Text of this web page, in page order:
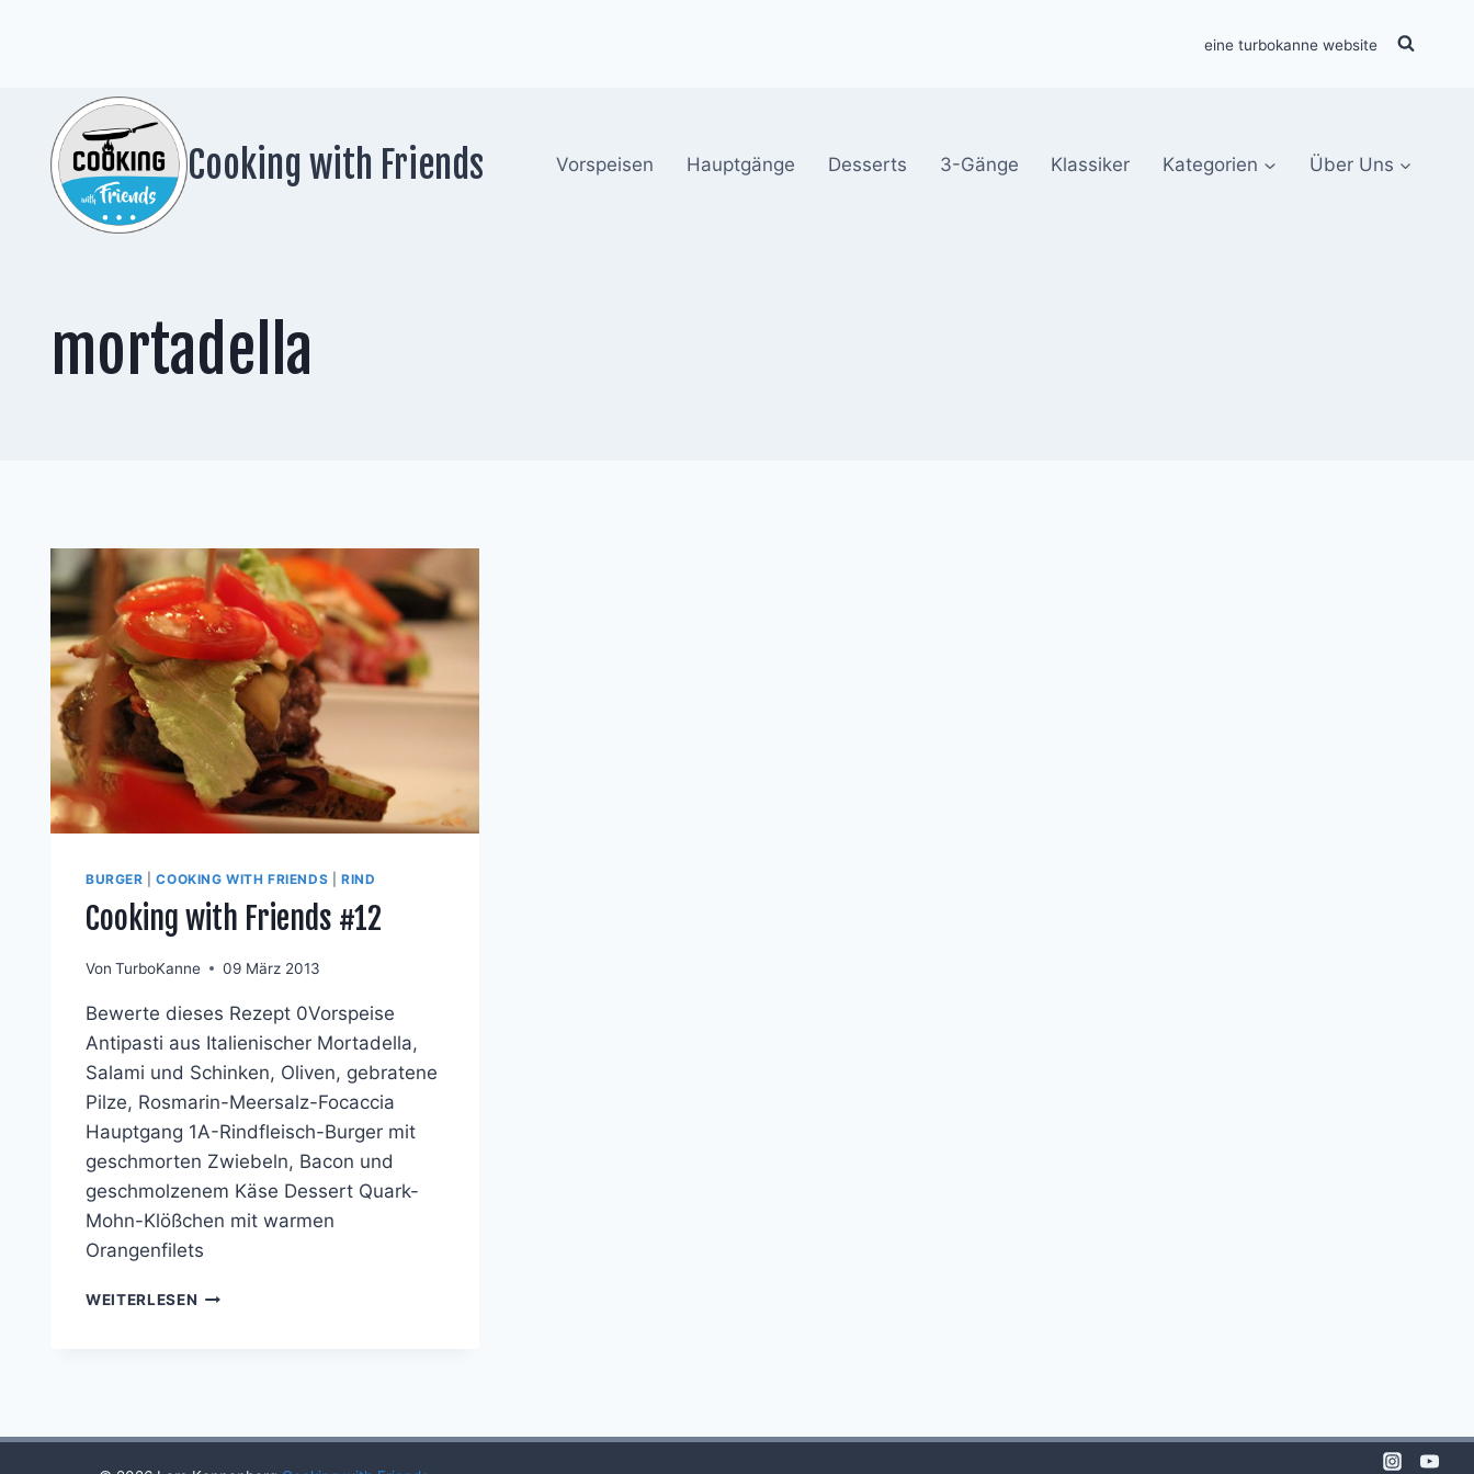
eine turbokanne website
Cooking with Friends Vorspeisen Hauptgänge Desserts 3-Gänge Klassiker Kategorien Über Uns
mortadella
BURGER |COOKING WITH FRIENDS |RIND
Cooking with Friends #12
Von TurboKanne 09 März 2013
Bewerte dieses Rezept 0Vorspeise
Antipasti aus Italienischer Mortadella,
Salami und Schinken, Oliven, gebratene
Pilze, Rosmarin-Meersalz-Focaccia
Hauptgang 1A-Rindfleisch-Burger mit
geschmorten Zwiebeln, Bacon und
geschmolzenem Käse Dessert Quark-
Mohn-Klößchen mit warmen
Orangenfilets
WEITERLESEN COOKING